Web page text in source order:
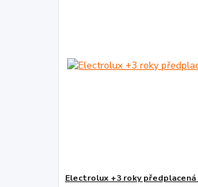
Electrolux +3 roky